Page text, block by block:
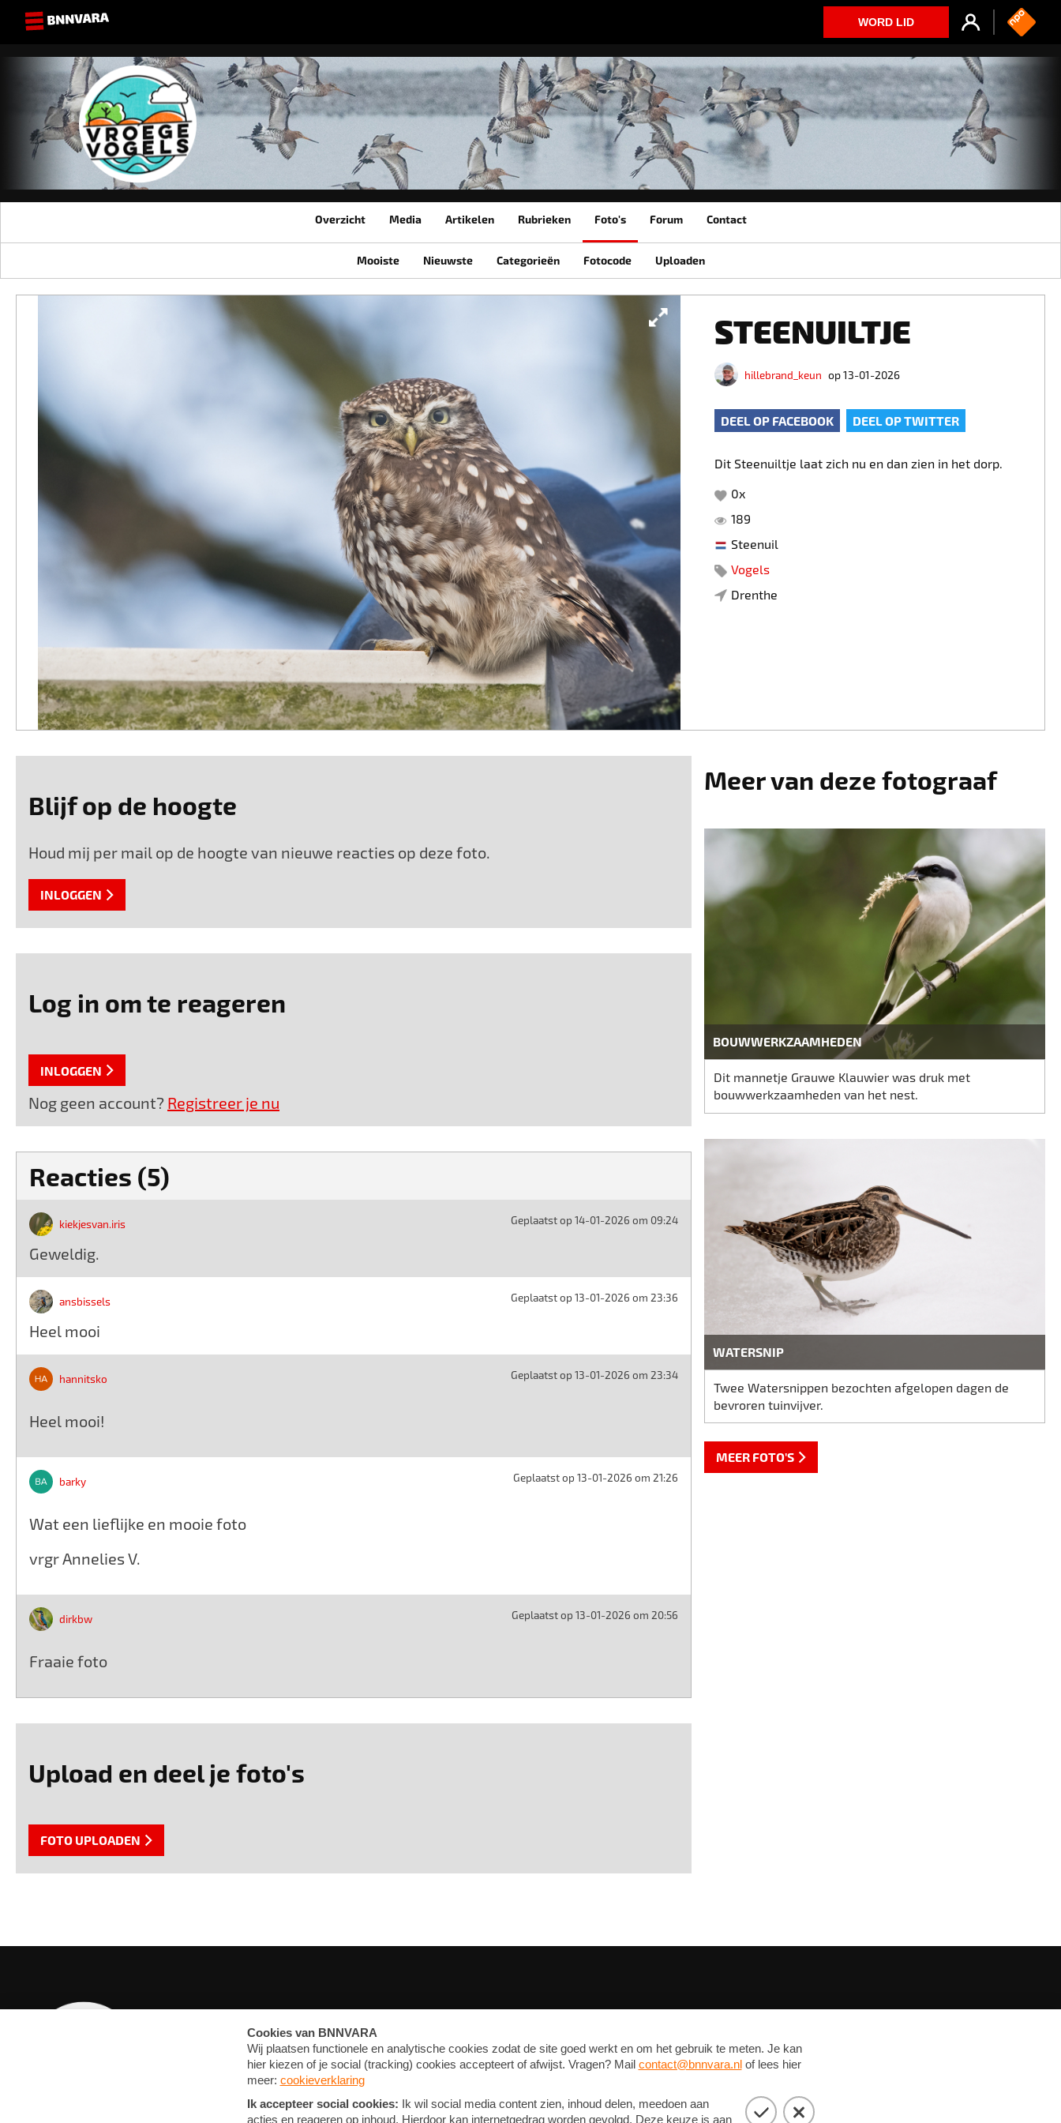
WORD LID
Overzicht Media Artikelen Rubrieken Foto's Forum Contact
Mooiste Nieuwste Categorieën Fotocode Uploaden
STEENUILTJE
hillebrand_keun op 13-01-2026
DEEL OP FACEBOOK DEEL OP TWITTER
Dit Steenuiltje laat zich nu en dan zien in het dorp.
0x
189
Steenuil
Vogels
Drenthe
Blijf op de hoogte
Houd mij per mail op de hoogte van nieuwe reacties op deze foto.
INLOGGEN
Log in om te reageren
INLOGGEN
Nog geen account? Registreer je nu
Reacties (5)
kiekjesvan.iris Geplaatst op 14-01-2026 om 09:24
Geweldig.
ansbissels Geplaatst op 13-01-2026 om 23:36
Heel mooi
hannitsko Geplaatst op 13-01-2026 om 23:34
Heel mooi!
barky Geplaatst op 13-01-2026 om 21:26
Wat een lieflijke en mooie foto
vrgr Annelies V.
dirkbw Geplaatst op 13-01-2026 om 20:56
Fraaie foto
Upload en deel je foto's
FOTO UPLOADEN
Meer van deze fotograaf
BOUWWERKZAAMHEDEN
Dit mannetje Grauwe Klauwier was druk met
bouwwerkzaamheden van het nest.
WATERSNIP
Twee Watersnippen bezochten afgelopen dagen de
bevroren tuinvijver.
MEER FOTO'S
CONTACT